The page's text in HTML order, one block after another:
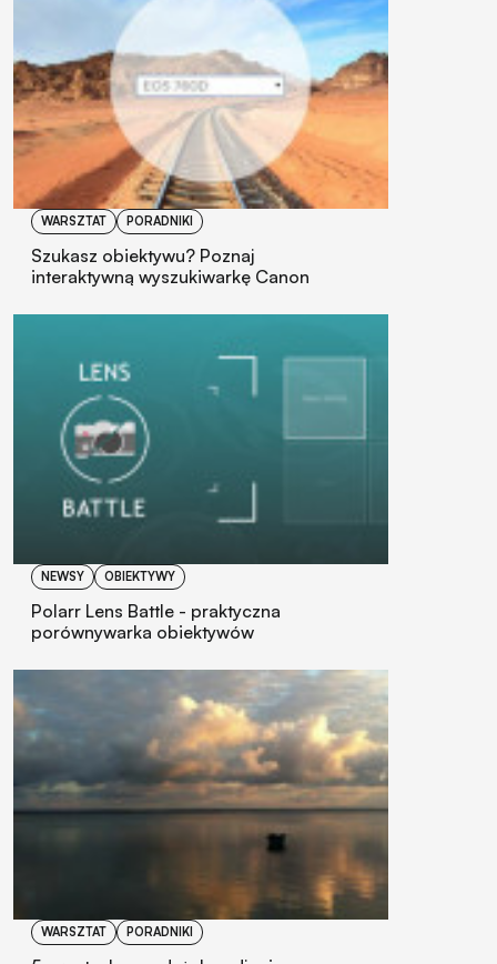
WARSZTAT PORADNIKI
Szukasz obiektywu? Poznaj
interaktywną wyszukiwarkę Canon
NEWSY OBIEKTYWY
Polarr Lens Battle - praktyczna
porównywarka obiektywów
WARSZTAT PORADNIKI